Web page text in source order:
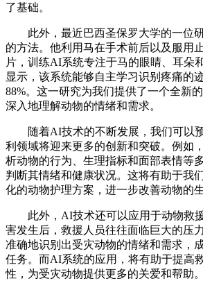
了基础。
此外，最近巴西圣保罗大学的一位
的方法。他利用马在手术前后以及服用
片，训练AI系统专注于马的眼睛、耳朵
显示，该系统能够自主学习识别疼痛的
88%。这一研究为我们提供了一个全新
深入地理解动物的情绪和需求。
随着AI技术的不断发展，我们可以
利领域将迎来更多的创新和突破。例如
析动物的行为、生理指标和面部表情等
判断其情绪和健康状况。这将有助于我
化的动物护理方案，进一步改善动物的
此外，AI技术还可以应用于动物救
害发生后，救援人员往往面临巨大的压
准确地识别出受灾动物的情绪和需求，
任务。而AI系统的应用，将有助于提高
性，为受灾动物提供更多的关爱和帮助。